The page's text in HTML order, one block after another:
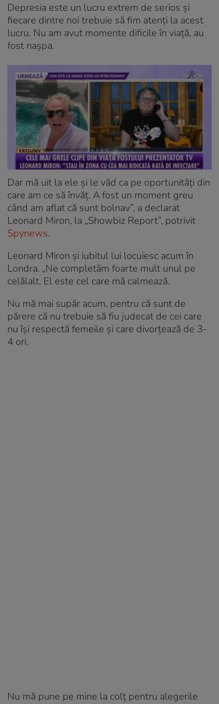
Depresia este un lucru extrem de serios și
fiecare dintre noi trebuie să fim atenți la acest
lucru. Nu am avut momente dificile în viață, au
fost nașpa.
Dar mă uit la ele și le văd ca pe oportunități din
care am ce să învăț. A fost un moment greu
când am aflat că sunt bolnav”, a declarat
Leonard Miron, la „Showbiz Report”, potrivit
Spynews.
Leonard Miron și iubitul lui locuiesc acum în
Londra. „Ne completăm foarte mult unul pe
celălalt. El este cel care mă calmează.
Nu mă mai supăr acum, pentru că sunt de
părere că nu trebuie să fiu judecat de cei care
nu își respectă femeile și care divorțează de 3-
4 ori.
Nu mă pune pe mine la colț pentru alegerile